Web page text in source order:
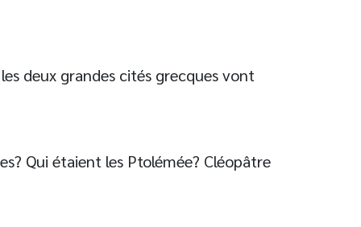
deux grandes cités grecques vont
Qui étaient les Ptolémée? Cléopâtre